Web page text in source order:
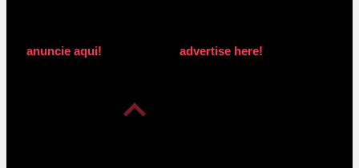
anuncie aqui! advertise here!